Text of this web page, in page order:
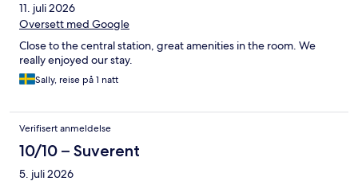
11. juli 2026
Oversett med Google
Close to the central station, great amenities in the room. We
really enjoyed our stay.
Sally, reise på 1 natt
Verifisert anmeldelse
10/10 – Suverent
5. juli 2026